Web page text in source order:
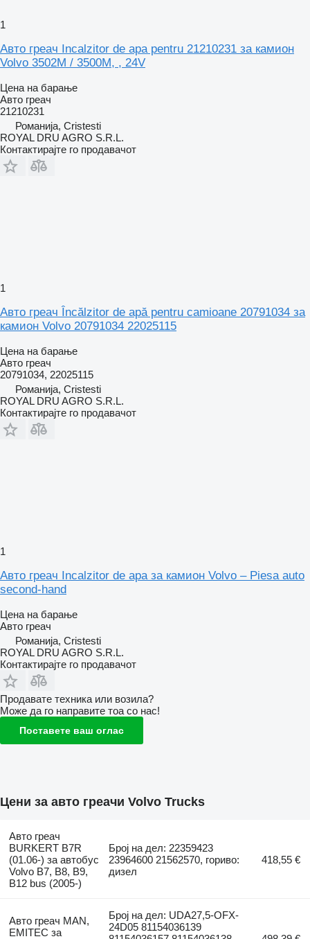
1
Авто греач Incalzitor de apa pentru 21210231 за камион
Volvo 3502M / 3500M, , 24V
Цена на барање
Авто греач
21210231
Романија, Cristesti
ROYAL DRU AGRO S.R.L.
Контактирајте го продавачот
1
Авто греач Încălzitor de apă pentru camioane 20791034 за
камион Volvo 20791034 22025115
Цена на барање
Авто греач
20791034, 22025115
Романија, Cristesti
ROYAL DRU AGRO S.R.L.
Контактирајте го продавачот
1
Авто греач Incalzitor de apa за камион Volvo – Piesa auto
second-hand
Цена на барање
Авто греач
Романија, Cristesti
ROYAL DRU AGRO S.R.L.
Контактирајте го продавачот
Продавате техника или возила?
Може да го направите тоа со нас!
Поставете ваш оглас
Цени за авто греачи Volvo Trucks
Авто греач
BURKERT B7R
(01.06-) за автобус
Volvo B7, B8, B9,
B12 bus (2005-)
Број на дел: 22359423
23964600 21562570, гориво:
дизел
418,55 €
Авто греач MAN,
EMITEC за
Број на дел: UDA27,5-OFX-
24D05 81154036139